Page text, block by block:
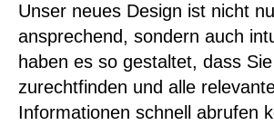
Unser neues Design ist nicht
ansprechend, sondern auch
haben es so gestaltet, dass
zurechtfinden und alle
Informationen schnell abrufen